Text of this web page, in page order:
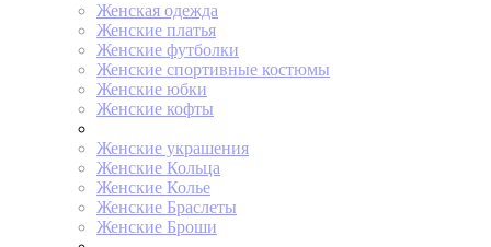
Женская одежда
Женские платья
Женские футболки
Женские спортивные костюмы
Женские юбки
Женские кофты
Женские украшения
Женские Кольца
Женские Колье
Женские Браслеты
Женские Броши